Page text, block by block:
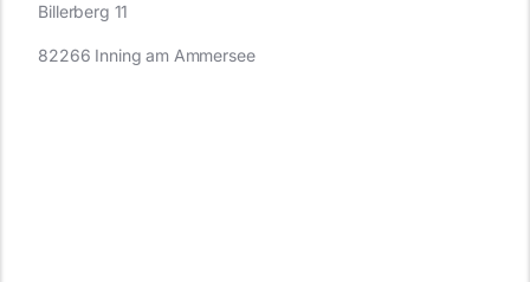
Billerberg 11
82266 Inning am Ammersee